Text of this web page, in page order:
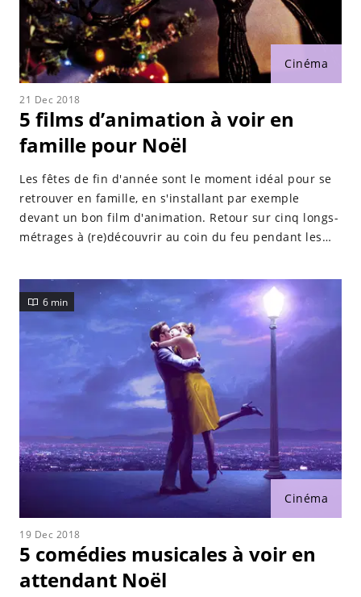
Cinéma
21 Dec 2018
5 films d’animation à voir en
famille pour Noël
Les fêtes de fin d'année sont le moment idéal pour se
retrouver en famille, en s'installant par exemple
devant un bon film d'animation. Retour sur cinq longs-
métrages à (re)découvrir au coin du feu pendant les
Cinéma
6 min
19 Dec 2018
5 comédies musicales à voir en
attendant Noël